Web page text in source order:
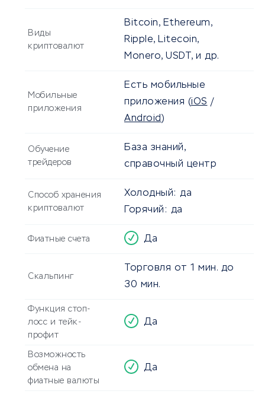
Виды
криптовалют
Bitcoin, Ethereum,
Ripple, Litecoin,
Monero, USDT, и др.
Мобильные
приложения
Есть мобильные
приложения (iOS /
Android)
Обучение
трейдеров
База знаний,
справочный центр
Способ хранения
криптовалют
Холодный: да
Горячий: да
Фиатные счета Да
Скальпинг
Торговля от 1 мин. до
30 мин.
Функция стоп-
лосс и тейк-
профит
Да
Возможность
обмена на
фиатные валюты
Да